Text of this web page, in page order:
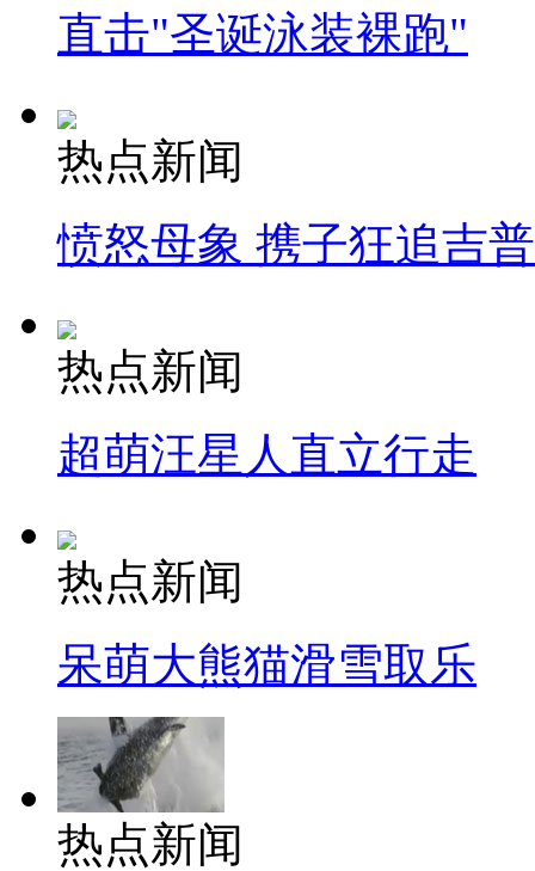
直击"圣诞泳装裸跑"
热点新闻
愤怒母象 携子狂追吉
热点新闻
超萌汪星人直立行走
热点新闻
呆萌大熊猫滑雪取乐
热点新闻